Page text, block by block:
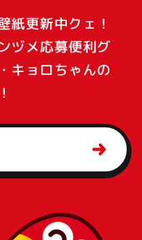
紙更新中クェ！
ヅメ応募便利グ
キョロちゃんの